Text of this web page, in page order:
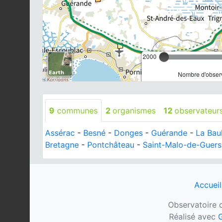
2000
Nombre
9 communes 2 organismes 12
Assérac - Besné - Donges - Guérande - La
Bretagne - Pontchâteau - Saint-Malo-de-
Accueil
Observatoire
Réalisé avec